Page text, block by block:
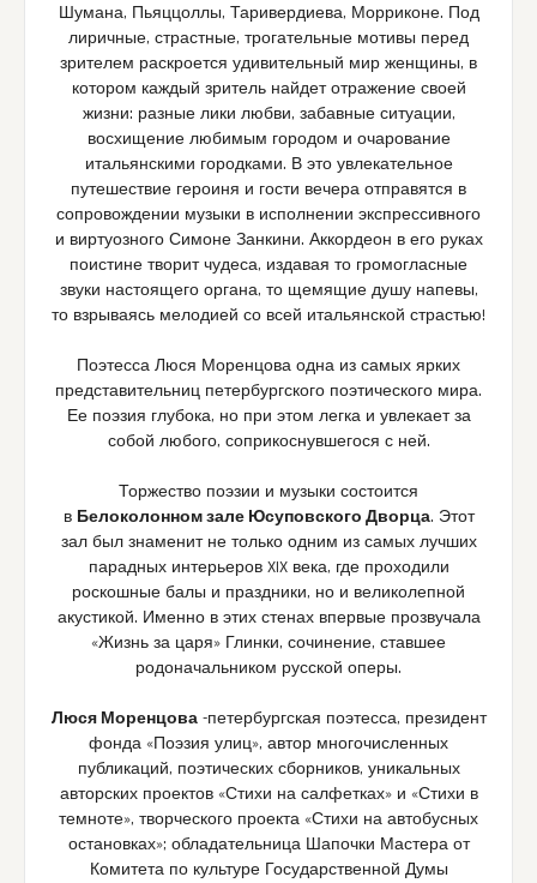
Шумана, Пьяццоллы, Таривердиева, Морриконе. Под
лиричные, страстные, трогательные мотивы перед
зрителем раскроется удивительный мир женщины, в
котором каждый зритель найдет отражение своей
жизни: разные лики любви, забавные ситуации,
восхищение любимым городом и очарование
итальянскими городками. В это увлекательное
путешествие героиня и гости вечера отправятся в
сопровождении музыки в исполнении экспрессивного
и виртуозного Симоне Занкини. Аккордеон в его руках
поистине творит чудеса, издавая то громогласные
звуки настоящего органа, то щемящие душу напевы,
то взрываясь мелодией со всей итальянской страстью!
Поэтесса Люся Моренцова одна из самых ярких
представительниц петербургского поэтического мира.
Ее поэзия глубока, но при этом легка и увлекает за
собой любого, соприкоснувшегося с ней.
Торжество поэзии и музыки состоится
в Белоколонном зале Юсуповского Дворца. Этот
зал был знаменит не только одним из самых лучших
парадных интерьеров XIX века, где проходили
роскошные балы и праздники, но и великолепной
акустикой. Именно в этих стенах впервые прозвучала
«Жизнь за царя» Глинки, сочинение, ставшее
родоначальником русской оперы.
Люся Моренцова-петербургская поэтесса, президент
фонда «Поэзия улиц», автор многочисленных
публикаций, поэтических сборников, уникальных
авторских проектов «Стихи на салфетках» и «Стихи в
темноте», творческого проекта «Стихи на автобусных
остановках»; обладательница Шапочки Мастера от
Комитета по культуре Государственной Думы